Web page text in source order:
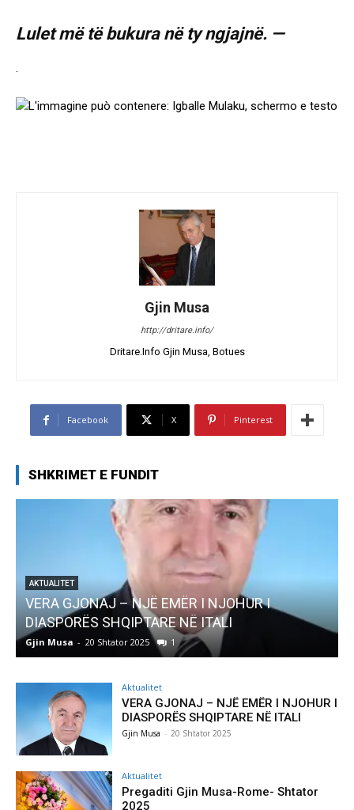
Lulet më të bukura në ty ngjajnë. —
.
Gjin Musa
http://dritare.info/
Dritare.Info Gjin Musa, Botues
Facebook X Pinterest
SHKRIMET E FUNDIT
I AKTUALITET
Pregaditi Gjin Musa-Rome- Shtator
Gjin Musa - 8 Shtator 2025
Aktualitet
VERA GJONAJ – NJË EMËR I NJOHUR I
DIASPORËS SHQIPTARE NË ITALI
Gjin Musa - 20 Shtator 2025
Aktualitet
Pregaditi Gjin Musa-Rome- Shtator
2025